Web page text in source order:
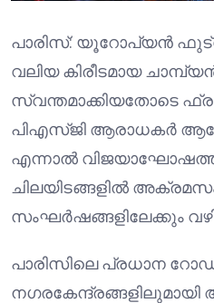
പാരിസ്: യൂറോപ്യൻ
വലിയ കിരീടമായ
സ്വന്തമാക്കിയതോടെ
പി‌എസ്‌ജി ആരാധകർ
എന്നാൽ
ചിലയിടങ്ങളിൽ
സംഘർഷങ്ങളിലേക്കും
പാരിസിലെ പ്രധാന
നഗരകേന്ദ്രങ്ങളിലുമായി